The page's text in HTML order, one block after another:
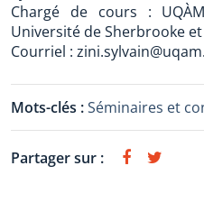
Chargé de cours :
Université de Sherbrooke et
Courriel :
Mots-clés :Séminaires et
Partager sur :